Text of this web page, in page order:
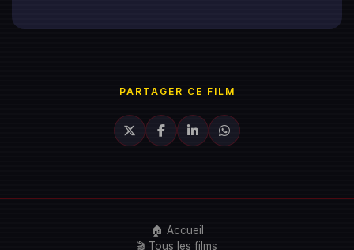
PARTAGER CE FILM
🏠 Accueil
🎬 Tous les films